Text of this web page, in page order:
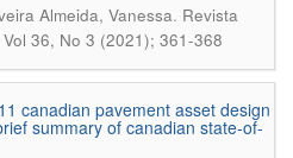
Almeida, Vanessa. Revista
36, No 3 (2021); 361-368
canadian pavement asset design
summary of canadian state-of-